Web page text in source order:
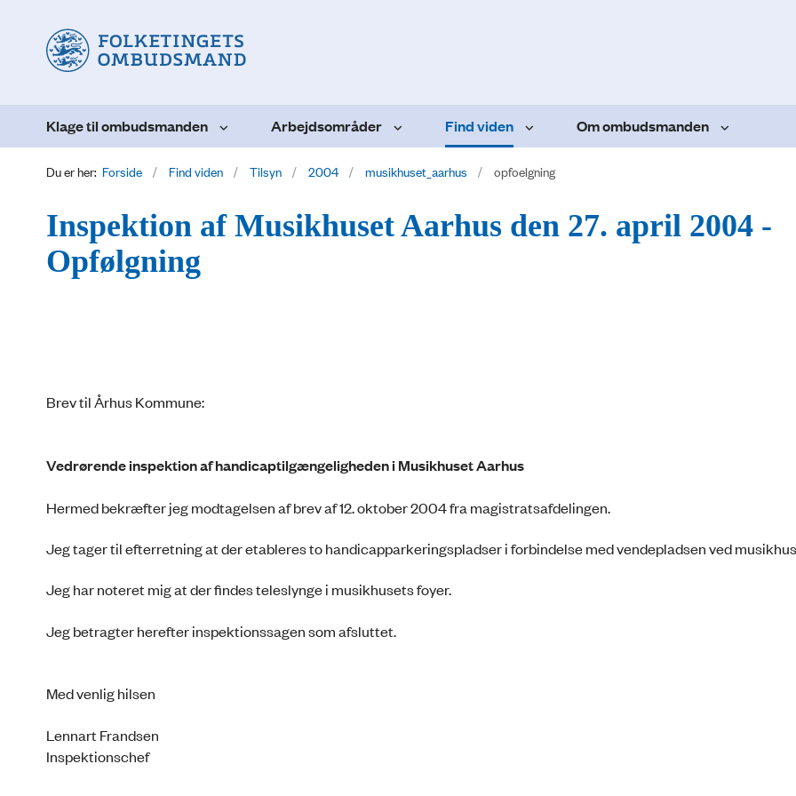
Klage til ombudsmanden Arbejdsområder Find viden Om ombudsmanden
Du er her: Forside Find viden Tilsyn 2004 musikhuset_aarhus opfoelgning
Inspektion af Musikhuset Aarhus den 27. april 2004 -
Opfølgning
Brev til Århus Kommune:
Vedrørende inspektion af handicaptilgængeligheden i Musikhuset Aarhus
Hermed bekræfter jeg modtagelsen af brev af 12. oktober 2004 fra magistratsafdelingen.
Jeg tager til efterretning at der etableres to handicapparkeringspladser i forbindelse med vendepladsen ved
Jeg har noteret mig at der findes teleslynge i musikhusets foyer.
Jeg betragter herefter inspektionssagen som afsluttet.
Med venlig hilsen
Lennart Frandsen
Inspektionschef